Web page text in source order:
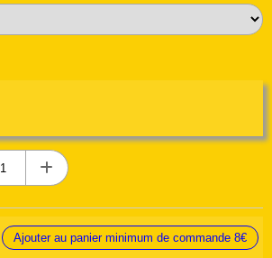
Ajouter au panier minimum de commande 8€